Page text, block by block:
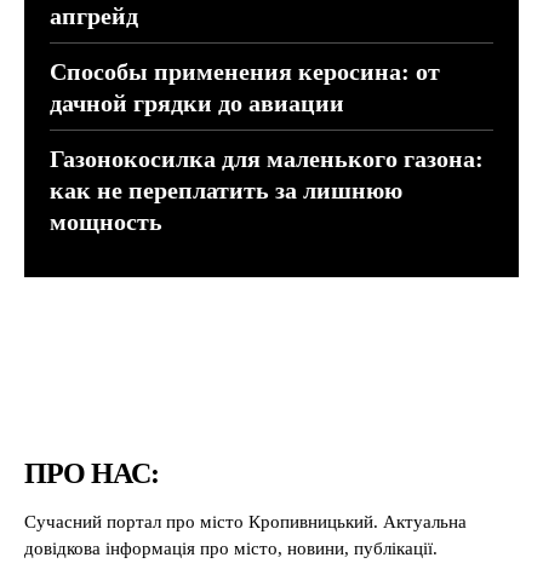
апгрейд
Способы применения керосина: от
дачной грядки до авиации
Газонокосилка для маленького газона:
как не переплатить за лишнюю
мощность
ПРО НАС:
Сучасний портал про місто Кропивницький. Актуальна
довідкова інформація про місто, новини, публікації.